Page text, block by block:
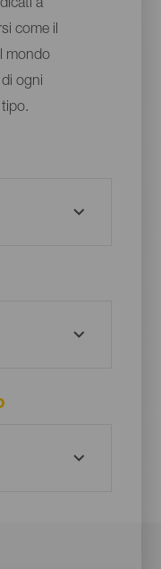
a
come il
mondo
ogni